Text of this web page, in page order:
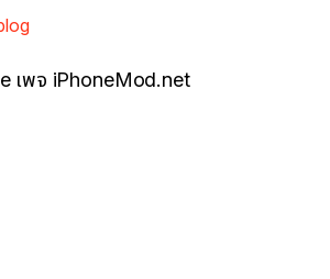
เพจ iPhoneMod.net